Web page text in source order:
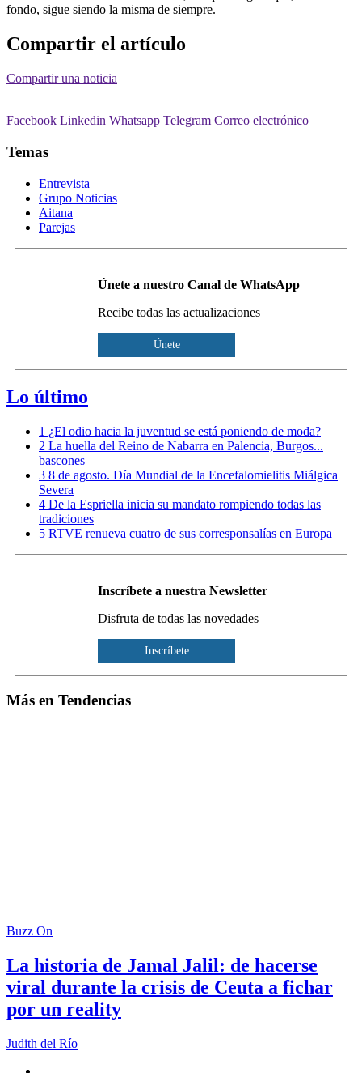
fondo, sigue siendo la misma de siempre.
Compartir el artículo
Compartir una noticia
Facebook Linkedin Whatsapp Telegram Correo electrónico
Temas
Entrevista
Grupo Noticias
Aitana
Parejas
Únete a nuestro Canal de WhatsApp
Recibe todas las actualizaciones
Únete
Lo último
1 ¿El odio hacia la juventud se está poniendo de moda?
2 La huella del Reino de Nabarra en Palencia, Burgos...
bascones
3 8 de agosto. Día Mundial de la Encefalomielitis Miálgica
Severa
4 De la Espriella inicia su mandato rompiendo todas las
tradiciones
5 RTVE renueva cuatro de sus corresponsalías en Europa
Inscríbete a nuestra Newsletter
Disfruta de todas las novedades
Inscríbete
Más en Tendencias
Buzz On
La historia de Jamal Jalil: de hacerse
viral durante la crisis de Ceuta a fichar
por un reality
Judith del Río